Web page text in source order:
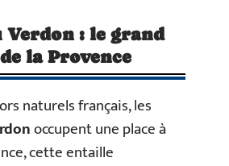
Verdon : le grand
la Provence
naturels français, les
occupent une place à
cette entaille